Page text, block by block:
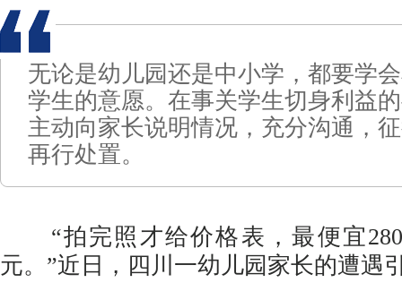
无论是幼儿园还是中小学，都要学
学生的意愿。在事关学生切身利益
主动向家长说明情况，充分沟通，
再行处置。
“拍完照才给价格表，最便宜280
元。”近日，四川一幼儿园家长的遭遇